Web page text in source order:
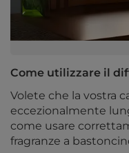
Come utilizzare il
Volete che la vostra
eccezionalmente
come usare
fragranze a